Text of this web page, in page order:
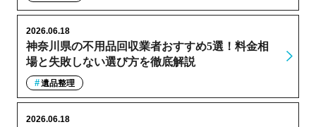
神奈川県の不用品回収業者おすすめ5選！料金相
場と失敗しない選び方を徹底解説
2026.06.18
遺品整理
2026.06.18